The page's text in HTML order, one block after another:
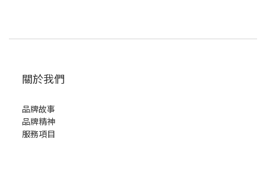
關於我們
品牌故事
品牌精神
服務項目